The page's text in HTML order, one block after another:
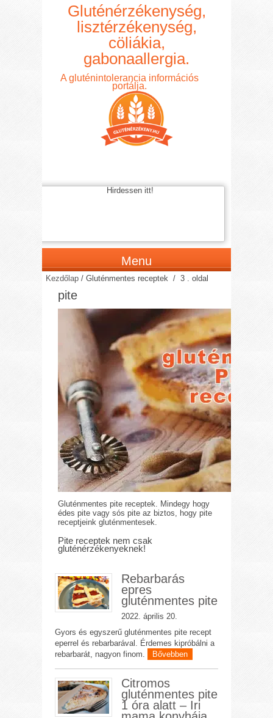
Gluténérzékenység,
lisztérzékenység,
cöliákia,
gabonaallergia.
A gluténintolerancia információs
portálja.
Hirdessen itt!
Menu
Kezdőlap /Gluténmentes receptek / 3 . oldal
pite
Gluténmentes pite receptek. Mindegy hogy
édes pite vagy sós pite az biztos, hogy pite
receptjeink gluténmentesek.
Pite receptek nem csak
gluténérzékenyeknek!
Rebarbarás
epres
gluténmentes pite
2022. április 20.
Gyors és egyszerű gluténmentes pite recept
eperrel és rebarbarával. Érdemes kipróbálni a
rebarbarát, nagyon finom.
Bővebben
Citromos
gluténmentes pite
1 óra alatt – Iri